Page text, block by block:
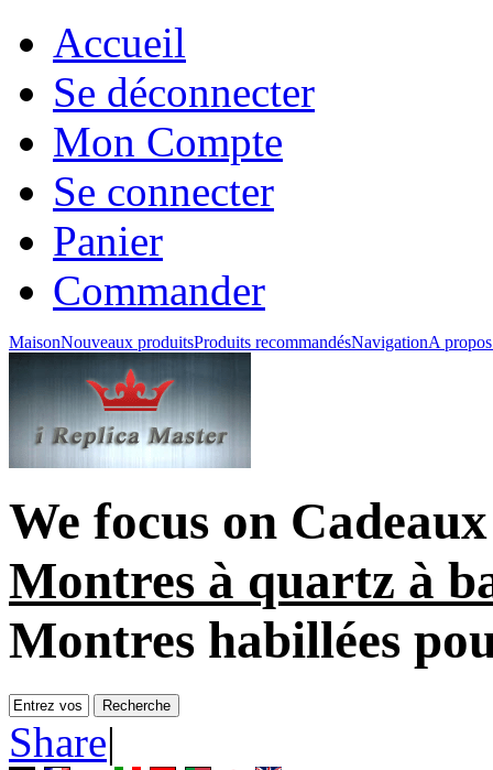
Accueil
Se déconnecter
Mon Compte
Se connecter
Panier
Commander
MaisonNouveaux produitsProduits recommandésNavigationA
We focus on
Montres à quartz à
Montres habillées
Share|